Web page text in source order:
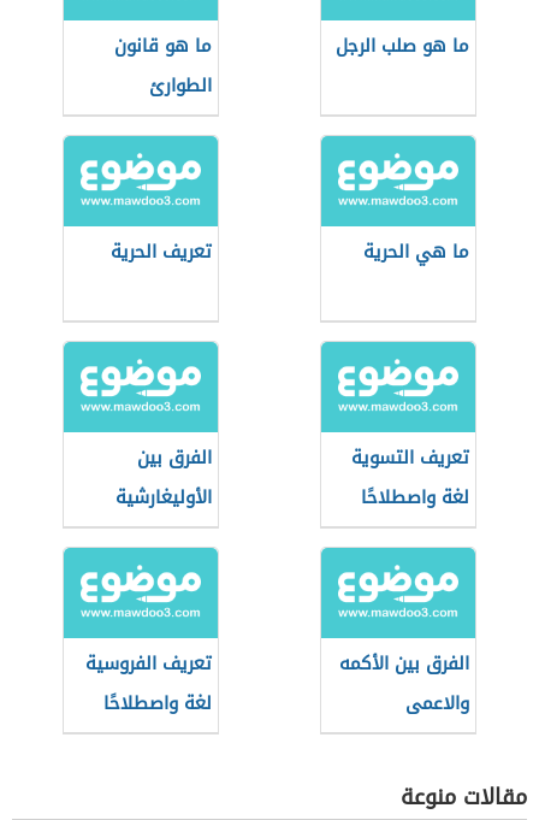
ما هو صلب الرجل
ما هو قانون
الطوارئ
ما هي الحرية تعريف الحرية
تعريف التسوية
لغة واصطلاحًا
الفرق بين
الأوليغارشية
والأرستقراطية
الفرق بين الأكمه
والاعمى
تعريف الفروسية
لغة واصطلاحًا
مقالات منوعة